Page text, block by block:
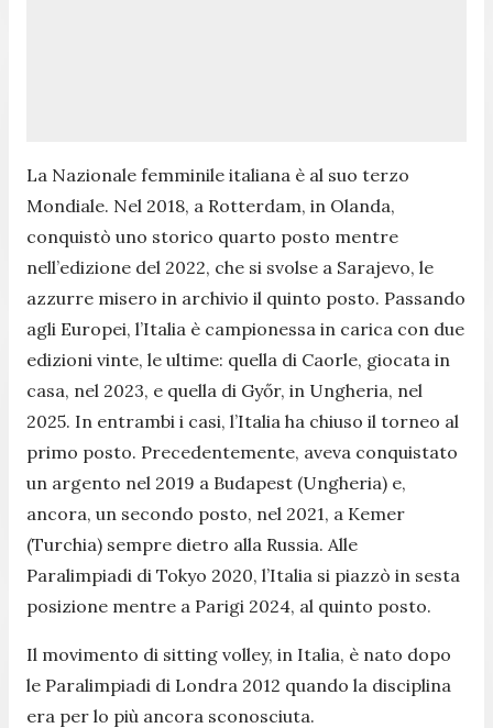
La Nazionale femminile italiana è al suo terzo
Mondiale. Nel 2018, a Rotterdam, in Olanda,
conquistò uno storico quarto posto mentre
nell’edizione del 2022, che si svolse a Sarajevo, le
azzurre misero in archivio il quinto posto. Passando
agli Europei, l’Italia è campionessa in carica con due
edizioni vinte, le ultime: quella di Caorle, giocata in
casa, nel 2023, e quella di Győr, in Ungheria, nel
2025. In entrambi i casi, l’Italia ha chiuso il torneo al
primo posto. Precedentemente, aveva conquistato
un argento nel 2019 a Budapest (Ungheria) e,
ancora, un secondo posto, nel 2021, a Kemer
(Turchia) sempre dietro alla Russia. Alle
Paralimpiadi di Tokyo 2020, l’Italia si piazzò in sesta
posizione mentre a Parigi 2024, al quinto posto.
Il movimento di sitting volley, in Italia, è nato dopo
le Paralimpiadi di Londra 2012 quando la disciplina
era per lo più ancora sconosciuta.